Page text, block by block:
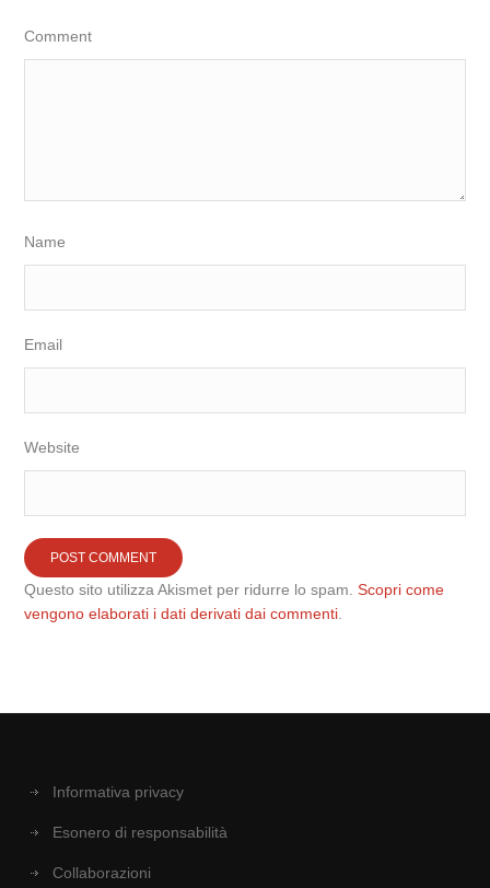
Comment
Name
Email
Website
Questo sito utilizza Akismet per ridurre lo spam.Scopri come
vengono elaborati i dati derivati dai commenti
Informativa privacy
Esonero di responsabilità
Collaborazioni